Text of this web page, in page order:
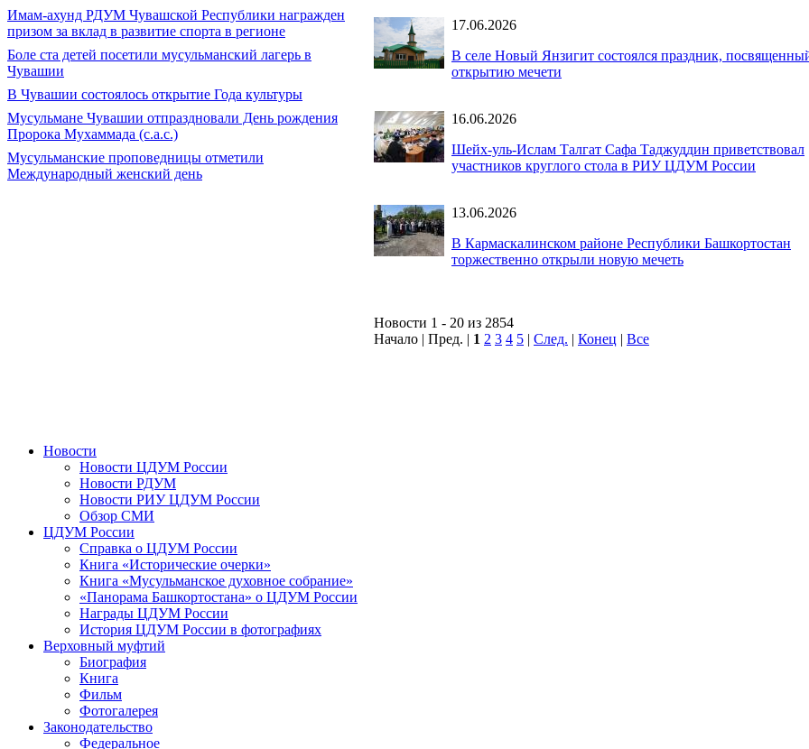
Имам-ахунд РДУМ Чувашской Республики награжден
призом за вклад в развитие спорта в регионе
Боле ста детей посетили мусульманский лагерь в
Чувашии
В Чувашии состоялось открытие Года культуры
Мусульмане Чувашии отпраздновали День рождения
Пророка Мухаммада (с.а.с.)
Мусульманские проповедницы отметили
Международный женский день
17.06.2026
В селе Новый Янзигит состоялся праздник,
открытию мечети
16.06.2026
Шейх-уль-Ислам Талгат Сафа Таджуддин приветствовал
участников круглого стола в РИУ ЦДУМ России
13.06.2026
В Кармаскалинском районе Республики Башкортостан
торжественно открыли новую мечеть
Новости 1 - 20 из 2854
Начало | Пред. | 1 2 3 4 5 | След. | Конец | Все
Новости
Новости ЦДУМ России
Новости РДУМ
Новости РИУ ЦДУМ России
Обзор СМИ
ЦДУМ России
Справка о ЦДУМ России
Книга «Исторические очерки»
Книга «Мусульманское духовное собрание»
«Панорама Башкортостана» о ЦДУМ России
Награды ЦДУМ России
История ЦДУМ России в фотографиях
Верховный муфтий
Биография
Книга
Фильм
Фотогалерея
Законодательство
Федеральное